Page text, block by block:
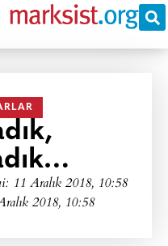
11 Aralık 2018, 10:58
2018, 10:58